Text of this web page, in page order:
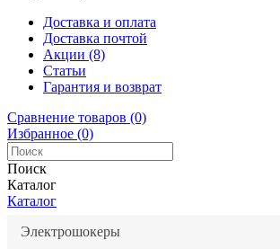
Доставка и оплата
Доставка почтой
Акции (8)
Статьи
Гарантия и возврат
Сравнение товаров (0)
Избранное (0)
Поиск
Каталог
Каталог
Электрошокеры